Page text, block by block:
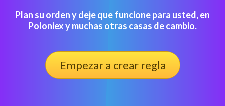
Plan su orden y deje que funcione para usted, en
Poloniex y muchas otras casas de cambio.
Empezar a crear regla